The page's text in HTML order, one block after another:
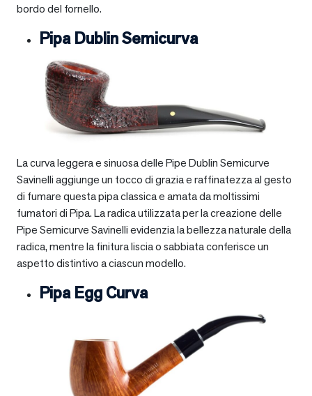
bordo del fornello.
Pipa Dublin Semicurva
La curva leggera e sinuosa delle Pipe Dublin Semicurve
Savinelli aggiunge un tocco di grazia e raffinatezza al gesto
di fumare questa pipa classica e amata da moltissimi
fumatori di Pipa. La radica utilizzata per la creazione delle
Pipe Semicurve Savinelli evidenzia la bellezza naturale della
radica, mentre la finitura liscia o sabbiata conferisce un
aspetto distintivo a ciascun modello.
Pipa Egg Curva